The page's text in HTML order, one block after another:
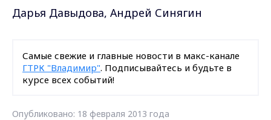
Дарья Давыдова, Андрей Синягин
Самые свежие и главные новости в макс-канале
ГТРК "Владимир". Подписывайтесь и будьте в
курсе всех событий!
Опубликовано: 18 февраля 2013 года